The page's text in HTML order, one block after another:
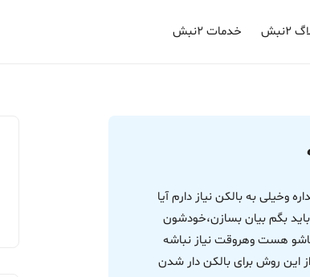
۲نبش خدمات ۲نبش
وخیلی به بالکن نیاز دارم آیا
بگم بیان بسازن،خودشون
هست وهروقت نیاز نباشه
این روش برای بالکن دار شدن